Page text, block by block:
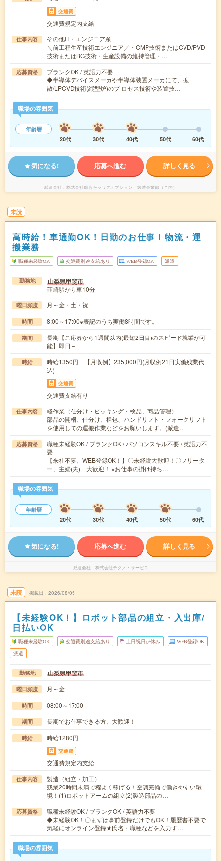
交通費
交通費規定内支給
仕事内容
その他IT・エンジニア系
＼前工程生産技術エンジニア／・CMP技術またはCVD/PVD
技術またはBG技術・生産設備の維持管理・…
応募資格
ブランクOK / 英語力不要
◆半導体デバイスメーカや半導体装置メーカにて、拡
散/LPCVD技術(縦型炉)のプ ロセス技術や装置技…
職場の雰囲気
年齢層
20代
30代 40代 50代 60代
気になる! 応募へ進む 詳しく見る
派遣会社 株式会社綜合キャリアオプション 製造事業部（全国）
未読
高時給！車通勤OK！日勤のお仕事！物流・運
搬業務
職種未経験OK 交通費別途支給あり WEB登録OK 派遣
勤務地 山梨県甲斐市
韮崎駅から車10分
曜日頻度 月～金・土・祝
時間 8:00～17:00※表記のうち実働8時間です。
期間
長期【ご応募から1週間以内(最短2日目)のスピード就業が可
能】即日～
時給
時給1350円 【月収例】235,000円(月収例21日実働残業代
込)
交通費
交通費支給有り
仕事内容
軽作業（仕分け・ピッキング・検品、商品管理）
部品の開梱、仕分け、梱包、ハンドリフト・フォークリフト
を使用しての運搬作業などをお願いします。(派遣…
応募資格
職種未経験OK / ブランクOK / パソコンスキル不要 / 英語力不
要
【来社不要、WEB登録OK！】〇未経験大歓迎！〇フリータ
ー、主婦(夫) 大歓迎！ ※お仕事の掛け持ち…
職場の雰囲気
年齢層
20代
30代 40代 50代 60代
気になる! 応募へ進む 詳しく見る
派遣会社 株式会社テクノ・サービス
未読 掲載日 2026/08/05
【未経験OK！】ロボット部品の組立・入出庫/
日払いOK
職種未経験OK 交通費別途支給あり 土日祝日が休み WEB登録OK
派遣
勤務地 山梨県甲斐市
曜日頻度 月～金
時間 08:00～17:00
期間 長期でお仕事できる方、大歓迎！
時給 時給1280円
交通費
交通費規定内支給
仕事内容
製造（組立・加工）
残業20時間未満で程よく稼げる！空調完備で働きやすい環
境！(1)ロボットアームの組立(2)製造部品の…
応募資格
職種未経験OK / ブランクOK / 英語力不要
◆未経験OK！〇まずは事前登録だけでもOK！履歴書不要で
気軽にオンライン登録★氏名・職種などを入力す…
職場の雰囲気